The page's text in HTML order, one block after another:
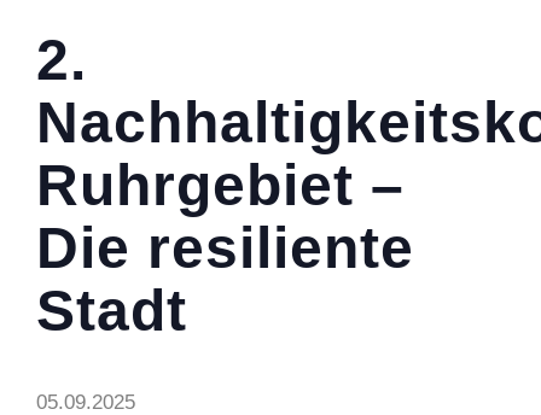
2.
Ruhrgebiet –
Die resiliente
Stadt
05.09.2025